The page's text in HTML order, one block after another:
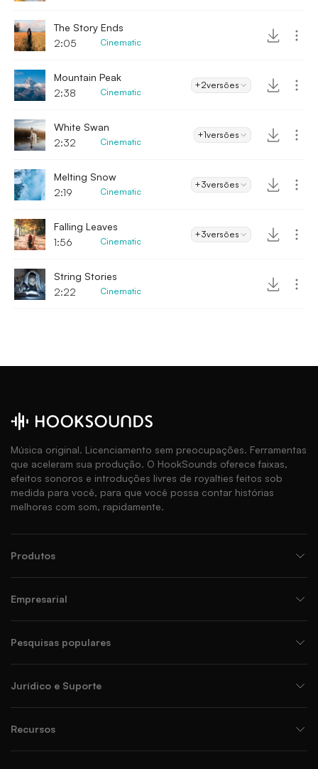
The Story Ends
2:05
Cinematic
Mountain Peak
2:38
Cinematic
+2versões
White Swan
2:32
Cinematic
+1versões
Melting Snow
2:19
Cinematic
+3versões
Falling Leaves
1:56
Cinematic
+3versões
String Stories
2:22
Cinematic
Música original. Licenciamento sem preocupações. Ferramentas
que aceleram sua produção. O HookSounds oferece faixas,
efeitos sonoros e introduções livres de royalties feitos sob
medida para você, para que você possa contar histórias
melhores com som, rapidamente.
Produtos
Empresarial
Pesquisas populares
Jurídico e Suporte
Recursos